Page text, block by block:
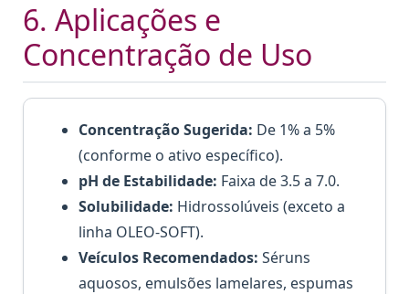
6. Aplicações e
Concentração de Uso
Concentração Sugerida: De 1% a 5%
(conforme o ativo específico).
pH de Estabilidade: Faixa de 3.5 a 7.0.
Solubilidade: Hidrossolúveis (exceto a
linha OLEO-SOFT).
Veículos Recomendados: Séruns
aquosos, emulsões lamelares, espumas